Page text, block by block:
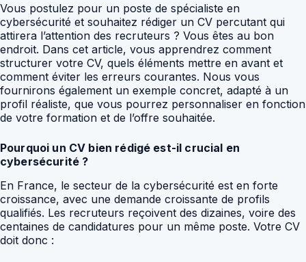
Vous postulez pour un poste de spécialiste en
cybersécurité et souhaitez rédiger un CV percutant qui
attirera l’attention des recruteurs ? Vous êtes au bon
endroit. Dans cet article, vous apprendrez comment
structurer votre CV, quels éléments mettre en avant et
comment éviter les erreurs courantes. Nous vous
fournirons également un exemple concret, adapté à un
profil réaliste, que vous pourrez personnaliser en fonction
de votre formation et de l’offre souhaitée.
Pourquoi un CV bien rédigé est-il crucial en
cybersécurité ?
En France, le secteur de la cybersécurité est en forte
croissance, avec une demande croissante de profils
qualifiés. Les recruteurs reçoivent des dizaines, voire des
centaines de candidatures pour un même poste. Votre CV
doit donc :